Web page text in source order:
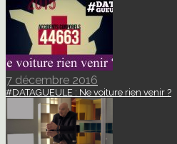
7 décembre 2016
#DATAGUEULE : Ne voiture rien venir ?